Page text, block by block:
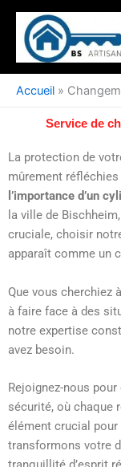
Aller
contenu
Accueil »
Service de
La protection de
mûrement réfléchies
l’importance d’un
la ville de
cruciale, choisir
apparaît comme un
Que vous cherchiez
à faire face à des
notre expertise
avez besoin.
Rejoignez-nous
sécurité, où chaque
élément crucial
transformons votre